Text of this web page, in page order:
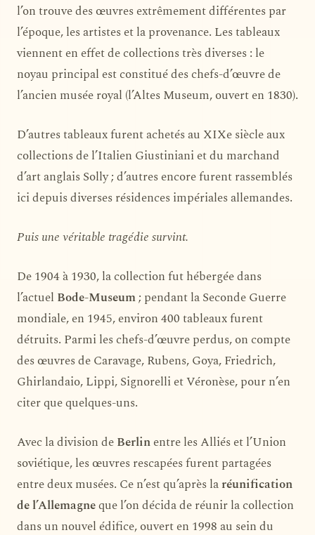
l’on trouve des œuvres extrêmement différentes par
l’époque, les artistes et la provenance. Les tableaux
viennent en effet de collections très diverses : le
noyau principal est constitué des chefs-d’œuvre de
l’ancien musée royal (l’Altes Museum, ouvert en 1830).
D’autres tableaux furent achetés au XIXe siècle aux
collections de l’Italien Giustiniani et du marchand
d’art anglais Solly ; d’autres encore furent rassemblés
ici depuis diverses résidences impériales allemandes.
Puis une véritable tragédie survint.
De 1904 à 1930, la collection fut hébergée dans
l’actuel Bode-Museum; pendant la Seconde Guerre
mondiale, en 1945, environ 400 tableaux furent
détruits. Parmi les chefs-d’œuvre perdus, on compte
des œuvres de Caravage, Rubens, Goya, Friedrich,
Ghirlandaio, Lippi, Signorelli et Véronèse, pour n’en
citer que quelques-uns.
Avec la division deBerlinentre les Alliés et l’Union
soviétique, les œuvres rescapées furent partagées
entre deux musées. Ce n’est qu’après laréunification
de l’Allemagneque l’on décida de réunir la collection
dans un nouvel édifice, ouvert en 1998 au sein du